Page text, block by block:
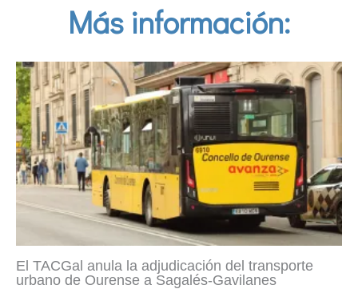
Más información:
El TACGal anula la adjudicación del transporte
urbano de Ourense a Sagalés-Gavilanes